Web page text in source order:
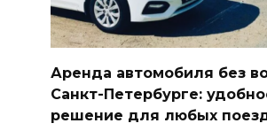
Аренда автомобиля без
Санкт-Петербурге:
решение для любых